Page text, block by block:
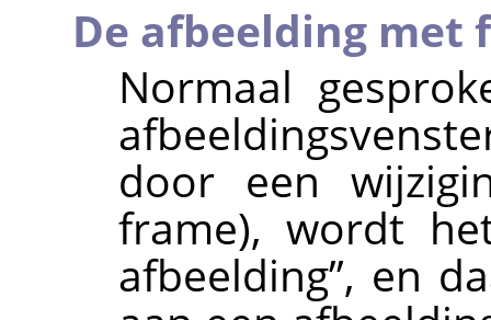
De afbeelding met
Normaal
door een
frame), wordt
afbeelding”, en